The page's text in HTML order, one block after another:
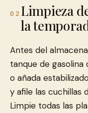
02 Limpieza
la
Antes del
tanque de gasolina
o añada
y afile las cuchillas
Limpie todas las